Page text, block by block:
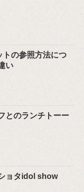
の参照方法につ
い
とのランチトーー
ョタidol show